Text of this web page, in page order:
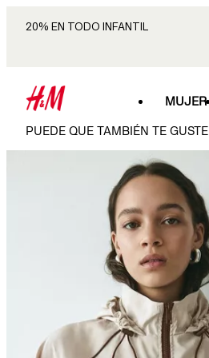
20% EN TODO INFANTIL
MUJER
PUEDE QUE TAMBIÉN TE GUSTE